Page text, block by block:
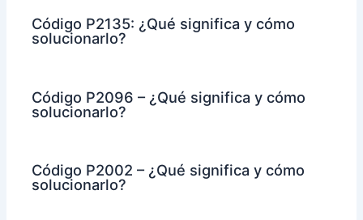
Código P2135: ¿Qué significa y cómo
solucionarlo?
Código P2096 – ¿Qué significa y cómo
solucionarlo?
Código P2002 – ¿Qué significa y cómo
solucionarlo?